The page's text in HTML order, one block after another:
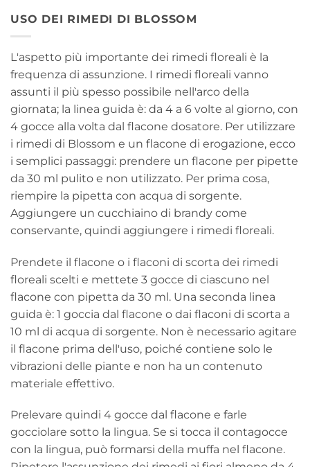
USO DEI RIMEDI DI BLOSSOM
L'aspetto più importante dei rimedi floreali è la
frequenza di assunzione. I rimedi floreali vanno
assunti il più spesso possibile nell'arco della
giornata; la linea guida è: da 4 a 6 volte al giorno, con
4 gocce alla volta dal flacone dosatore. Per utilizzare
i rimedi di Blossom e un flacone di erogazione, ecco
i semplici passaggi: prendere un flacone per pipette
da 30 ml pulito e non utilizzato. Per prima cosa,
riempire la pipetta con acqua di sorgente.
Aggiungere un cucchiaino di brandy come
conservante, quindi aggiungere i rimedi floreali.
Prendete il flacone o i flaconi di scorta dei rimedi
floreali scelti e mettete 3 gocce di ciascuno nel
flacone con pipetta da 30 ml. Una seconda linea
guida è: 1 goccia dal flacone o dai flaconi di scorta a
10 ml di acqua di sorgente. Non è necessario agitare
il flacone prima dell'uso, poiché contiene solo le
vibrazioni delle piante e non ha un contenuto
materiale effettivo.
Prelevare quindi 4 gocce dal flacone e farle
gocciolare sotto la lingua. Se si tocca il contagocce
con la lingua, può formarsi della muffa nel flacone.